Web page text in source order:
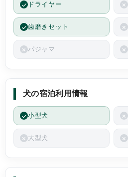
ドライヤー
歯磨きセット
パジャマ
犬の宿泊利用情報
小型犬
大型犬